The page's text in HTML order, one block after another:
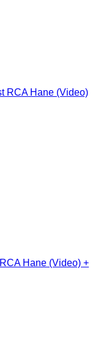
Hane (Video) +